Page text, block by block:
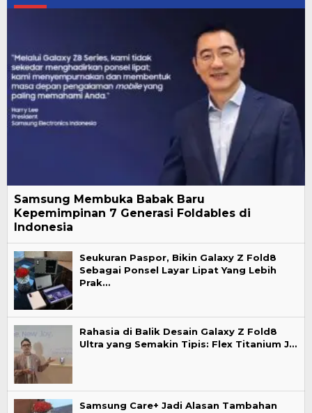
Samsung Membuka Babak Baru
Kepemimpinan 7 Generasi Foldables di
Indonesia
Seukuran Paspor, Bikin Galaxy Z Fold8
Sebagai Ponsel Layar Lipat Yang Lebih
Prak…
Rahasia di Balik Desain Galaxy Z Fold8
Ultra yang Semakin Tipis: Flex Titanium J…
Samsung Care+ Jadi Alasan Tambahan